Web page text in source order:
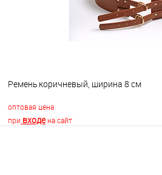
Ремень коричневый, ширина 8 см
оптовая цена
при входена сайт